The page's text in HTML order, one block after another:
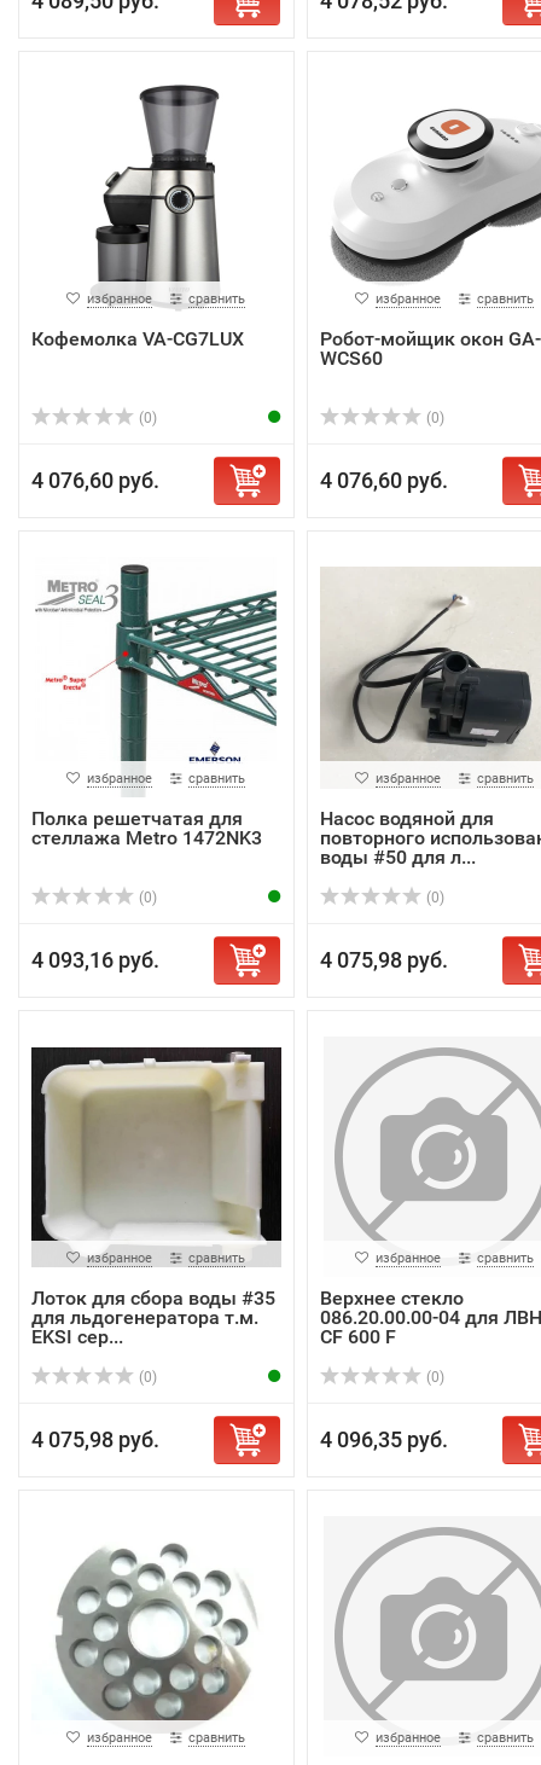
избранное сравнить
Кофемолка VA-CG7LUX
(0)
4 076,60 руб.
избранное сравнить
Робот-мойщик окон GA-
WCS60
(0)
4 076,60 руб.
избранное сравнить
Полка решетчатая для
стеллажа Metro 1472NK3
(0)
4 093,16 руб.
избранное сравнить
Насос водяной для
повторного
воды #50 для л...
(0)
4 075,98 руб.
избранное сравнить
Лоток для сбора воды #35
для льдогенератора т.м.
EKSI сер...
(0)
4 075,98 руб.
избранное сравнить
Верхнее стекло
086.20.00.00-04 для ЛВН
СF 600 F
(0)
4 096,35 руб.
избранное сравнить избранное сравнить